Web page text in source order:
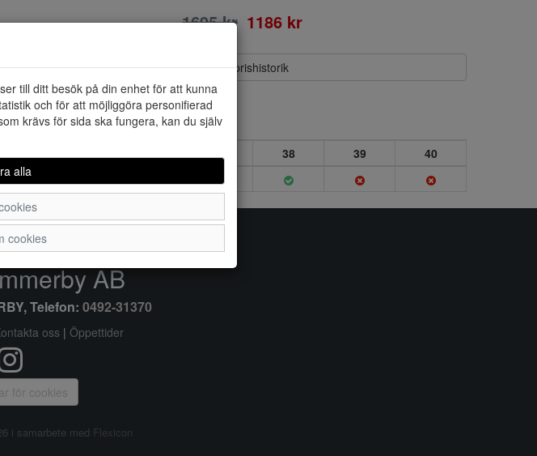
1695 kr 1186 kr
Visa prishistorik
36 37 38 39
40
till ditt besök på din enhet för att kunna
och för att möjliggöra personifierad
krävs för sida ska fungera, kan du själv
alla
cookies
AB
Telefon: 0492-31370
oss | Öppettider
för cookies
i samarbete med Flexicon